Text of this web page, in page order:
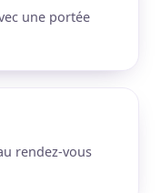
une portée
rendez-vous